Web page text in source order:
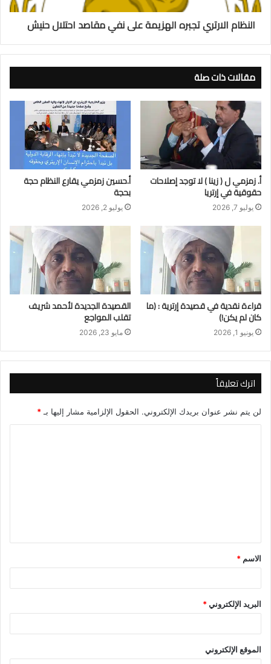
النظام الارتري تجبره الهزيمة على نفي مقاصد احتلال حنيش
مقالات ذات صلة
أ. زمزمي ل ( زينا ) لا توجد إصلاحات
حقوقية في إرتريا
يوليو 7, 2026
أ.حسين زمزمي يقارع النظام حجة
بحجة
يوليو 2, 2026
قراءة نقدية في قصيدة إرترية : (ما
كان لم يكن!)
يونيو 1, 2026
القصيدة الجديدة لأحمد شريف
تقلب المواجع
مايو 23, 2026
اترك تعليقاً
لن يتم نشر عنوان بريدك الإلكتروني. الحقول الإلزامية مشار إليها بـ *
ق
*
الاسم *
البريد الإلكتروني*
الموقع الإلكتروني